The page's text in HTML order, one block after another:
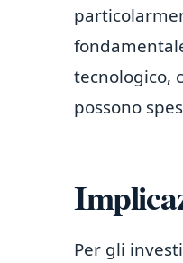
tecnologico,
possono
Per gli